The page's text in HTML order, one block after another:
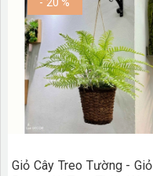
- 20 %
Giỏ Cây Treo Tường - Giỏ